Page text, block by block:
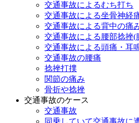
交通事故によるむち打ち
交通事故による坐骨神経
交通事故による背中の痛
交通事故による腰部捻挫(
交通事故による頭痛・耳
交通事故の腰痛
捻挫打撲
関節の痛み
骨折や捻挫
交通事故のケース
交通事故
同乗していて交通事故に